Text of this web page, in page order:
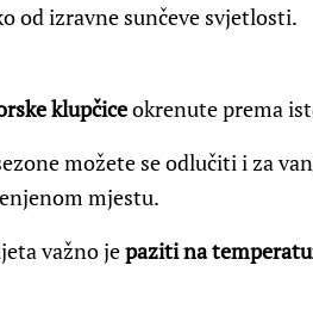
od izravne sunčeve svjetlosti.
klupčiceokrenute prema
možete se odlučiti i za
mjestu.
važno jepaziti na